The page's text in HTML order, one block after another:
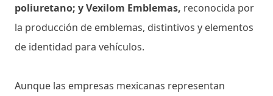
poliuretano; y Vexilom Emblemas, reconocida por
la producción de emblemas, distintivos y elementos
de identidad para vehículos.
Aunque las empresas mexicanas representan